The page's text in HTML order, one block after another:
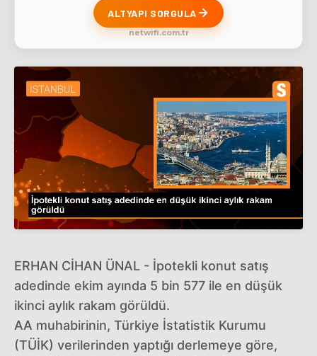
ALTYAPI SORGULA
netwifi.com.tr
ERHAN CİHAN ÜNAL - İpotekli konut satış
adedinde ekim ayında 5 bin 577 ile en düşük
ikinci aylık rakam görüldü.
AA muhabirinin, Türkiye İstatistik Kurumu
(TÜİK) verilerinden yaptığı derlemeye göre,